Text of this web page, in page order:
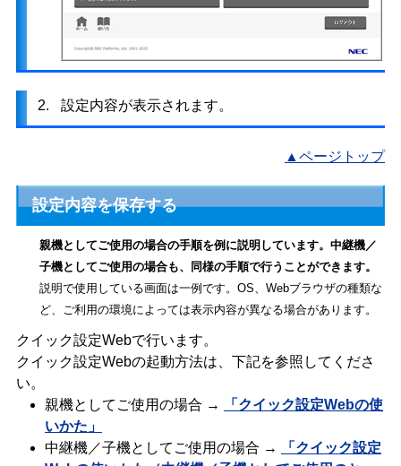
2. 設定内容が表示されます。
▲ページトップ
設定内容を保存する
親機としてご使用の場合の手順を例に説明しています。中継機／
子機としてご使用の場合も、同様の手順で行うことができます。
説明で使用している画面は一例です。OS、Webブラウザの種類な
ど、ご利用の環境によっては表示内容が異なる場合があります。
クイック設定Webで行います。
クイック設定Webの起動方法は、下記を参照してくださ
い。
親機としてご使用の場合 →
「クイック設定Webの使
いかた」
中継機／子機としてご使用の場合 →
「クイック設定